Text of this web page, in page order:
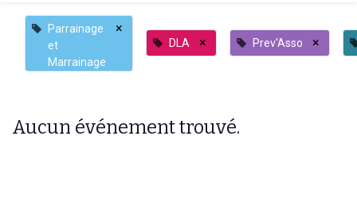
Parrainage
et
Marrainage
×
DLA × Prev'Asso ×
Aucun événement trouvé.